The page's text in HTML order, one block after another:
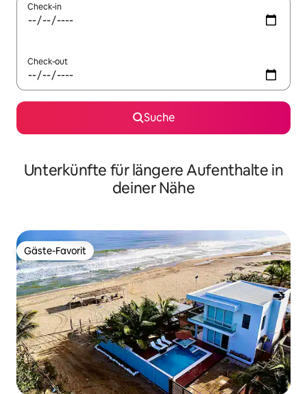
Check-in
Check-out
Suche
Unterkünfte für längere Aufenthalte in
deiner Nähe
Gäste-Favorit
Gäste-Favorit